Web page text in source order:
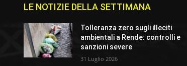
LE NOTIZIE DELLA SETTIMANA
Tolleranza zero sugli illeciti
ambientali a Rende: controlli e
sanzioni severe
31 Luglio 2026